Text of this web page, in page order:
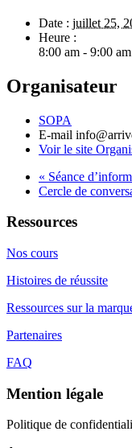
Date : juillet 25,
Heure :
8:00 am - 9:00 am
Organisateur
SOPA
E-mail
Voir le site
« Séance
Cercle de
Ressources
Nos cours
Histoires de réussite
Ressources sur la
Partenaires
FAQ
Mention légale
Politique de